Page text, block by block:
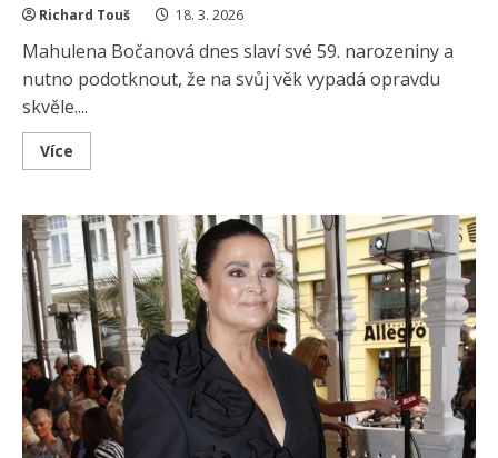
Richard Touš 18. 3. 2026
Mahulena Bočanová dnes slaví své 59. narozeniny a
nutno podotknout, že na svůj věk vypadá opravdu
skvěle....
Více
more
Bočanová
slaví
59
let:
Milostné
vztahy
pro
ni
už
nejsou
prioritou,
stará
se
hlavně
o
dceru